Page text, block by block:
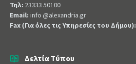
Τηλ: 23333 50100
Email: info @alexandria.gr
Fax (Για όλες τις Υπηρεσίες του Δήμου):
Δελτία Τύπου